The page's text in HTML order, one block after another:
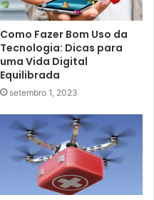
Como Fazer Bom Uso da
Tecnologia: Dicas para
uma Vida Digital
Equilibrada
setembro 1, 2023